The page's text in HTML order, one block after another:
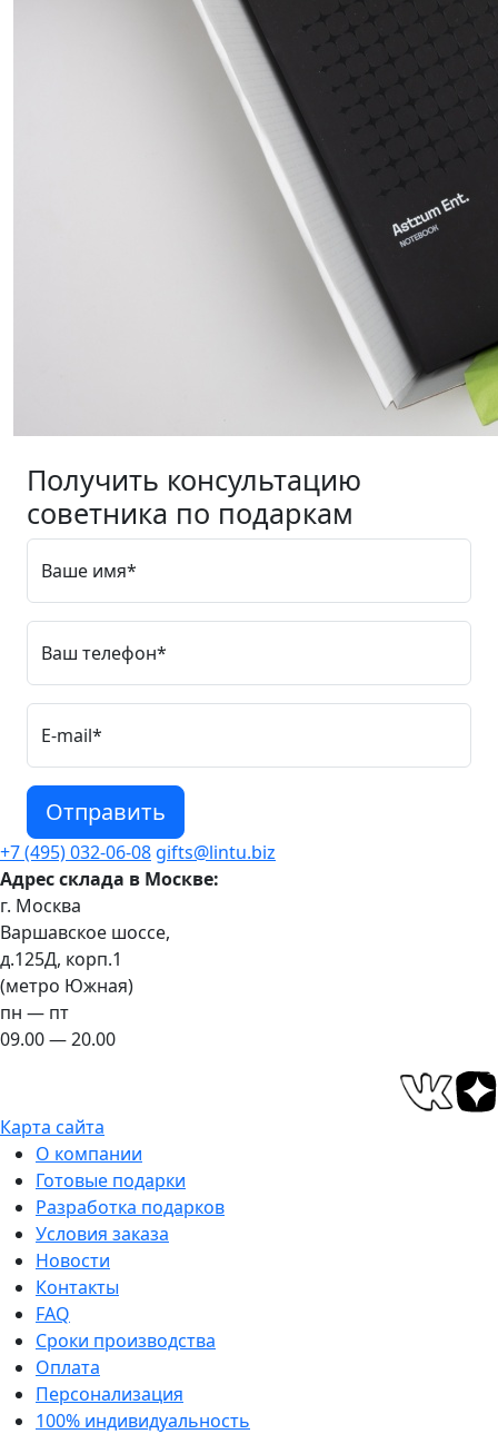
Получить консультацию
советника по подаркам
Ваше имя*
Ваш телефон*
E-mail*
Отправить
+7 (495) 032-06-08 gifts@lintu.biz
Адрес склада в Москве:
г. Москва
Варшавское шоссе,
д.125Д, корп.1
(метро Южная)
пн — пт
09.00 — 20.00
Карта сайта
О компании
Готовые подарки
Разработка подарков
Условия заказа
Новости
Контакты
FAQ
Сроки производства
Оплата
Персонализация
100% индивидуальность